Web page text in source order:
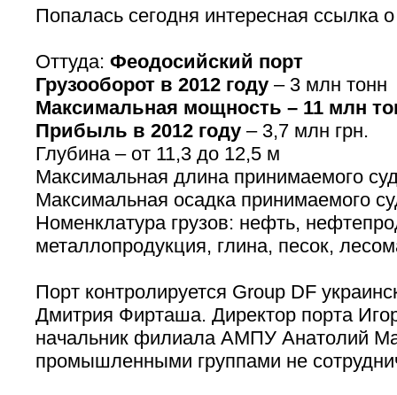
Попалась сегодня интересная ссылка
Оттуда: Феодосийский порт
Грузооборот в 2012 году – 3 млн тонн
Максимальная мощность – 11 млн
Прибыль в 2012 году – 3,7 млн грн.
Глубина – от 11,3 до 12,5 м
Максимальная длина принимаемого
Максимальная осадка принимаемого
Номенклатура грузов: нефть,
металлопродукция, глина, песок,
Порт контролируется Group DF
Дмитрия Фирташа. Директор порта
начальник филиала АМПУ Анатолий
промышленными группами не